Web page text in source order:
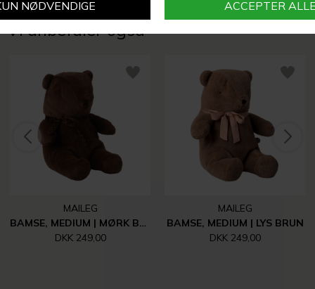
Vi anbefaler også
MAILEG
BAMSE, MEDIUM | MØRK BRUN
DKK 249,00
MAILEG
BAMSE, MEDIUM | LYS BRUN
DKK 249,00